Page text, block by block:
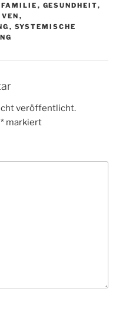
FAMILIE , GESUNDHEIT,
,
, SYSTEMISCHE
veröffentlicht.
* markiert